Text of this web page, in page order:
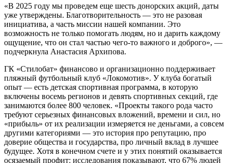
«В 2025 году мы проведем еще шесть донорских акций, даты
уже утверждены. Благотворительность — это не разовая
инициатива, а часть миссии нашей компании. Это
возможность не только помогать людям, но и дарить каждому
ощущение, что он стал частью чего-то важного и доброго», —
подчеркнула Анастасия Архипова.
ГК «Стилобат» финансово и организационно поддерживает
пляжный футбольный клуб «Локомотив». У клуба богатый
опыт — есть детская спортивная программа, в которую
включены восемь регионов и девять спортивных секций, где
занимаются более 800 человек. «Проекты такого рода часто
требуют серьезных финансовых вложений, времени и сил, но
«прибыль» от их реализации измеряется не деньгами, а совсем
другими категориями — это история про репутацию, про
доверие общества и государства, про личный вклад в лучшее
будущее. Хотя в конечном счете и у этих понятий оказывается
осязаемый профит: исследования показывают, что 67% людей